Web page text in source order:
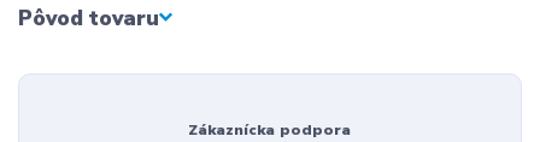
Pôvod tovaru
Zákaznícka podpora